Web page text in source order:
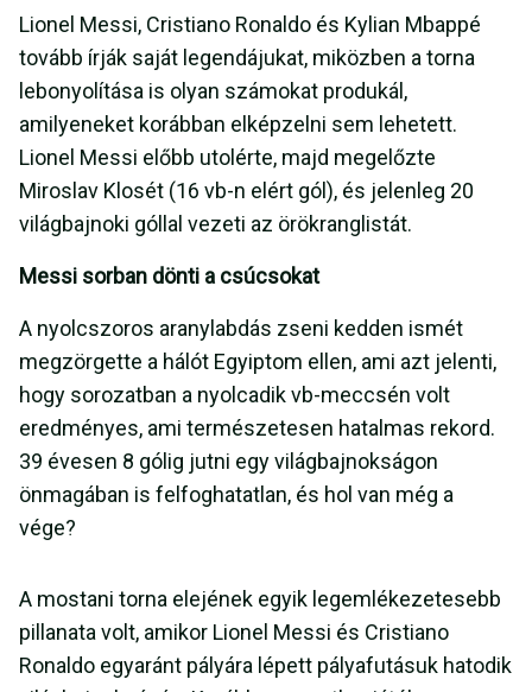
Lionel Messi, Cristiano Ronaldo és Kylian Mbappé
tovább írják saját legendájukat, miközben a torna
lebonyolítása is olyan számokat produkál,
amilyeneket korábban elképzelni sem lehetett.
Lionel Messi előbb utolérte, majd megelőzte
Miroslav Klosét (16 vb-n elért gól), és jelenleg 20
világbajnoki góllal vezeti az örökranglistát.
Messi sorban dönti a csúcsokat
A nyolcszoros aranylabdás zseni kedden ismét
megzörgette a hálót Egyiptom ellen, ami azt jelenti,
hogy sorozatban a nyolcadik vb-meccsén volt
eredményes, ami természetesen hatalmas rekord.
39 évesen 8 gólig jutni egy világbajnokságon
önmagában is felfoghatatlan, és hol van még a
vége?
A mostani torna elejének egyik legemlékezetesebb
pillanata volt, amikor Lionel Messi és Cristiano
Ronaldo egyaránt pályára lépett pályafutásuk hatodik